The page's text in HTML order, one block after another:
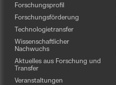
Forschungsprofil
Forschungsförderung
Technologietransfer
Wissenschaftlicher
Nachwuchs
Aktuelles aus Forschung und
Transfer
Veranstaltungen